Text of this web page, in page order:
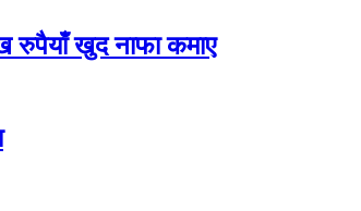
रुपैयाँ खुद नाफा कमाए